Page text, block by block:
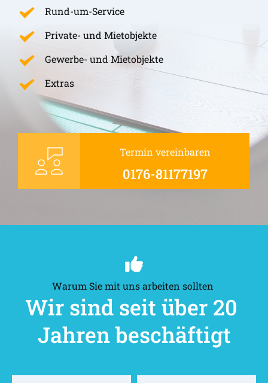
Rund-um-Service
Private- und Mietobjekte
Gewerbe- und Mietobjekte
Extras
Termin vereinbaren
0176-81177197
Warum Sie mit uns arbeiten sollten
Wir sind seit über 20
Jahren beschäftigt